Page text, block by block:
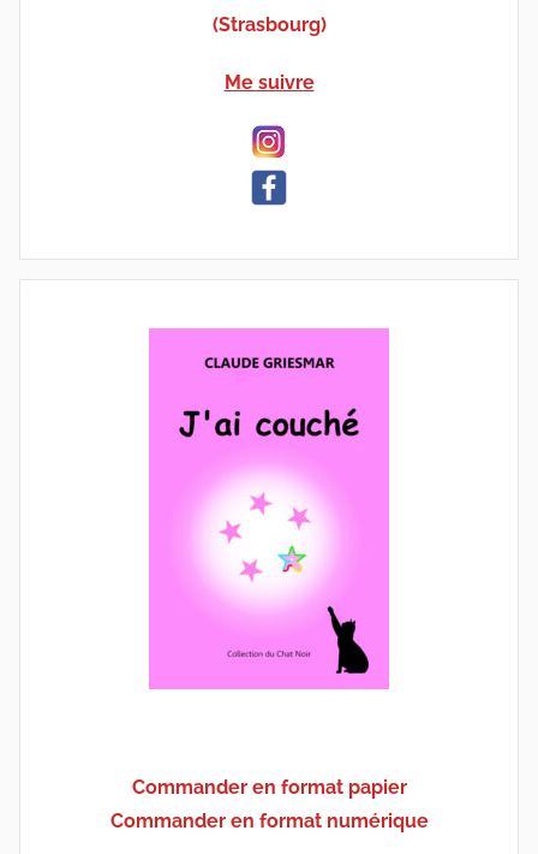
(Strasbourg)
Me suivre
Commander en format papier
Commander en format numérique